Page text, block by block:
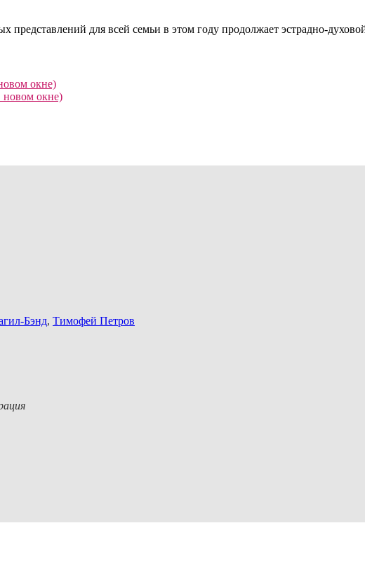
для всей семьи в этом году продолжает эстрадно-
окне)
новом окне)
Бэнд, Тимофей Петров